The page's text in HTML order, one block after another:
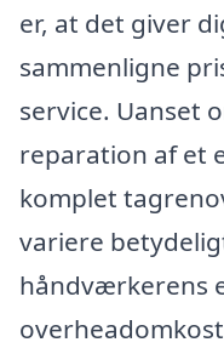
er, at det giver
sammenligne
service. Uanset
reparation af et
komplet
variere
håndværkerens